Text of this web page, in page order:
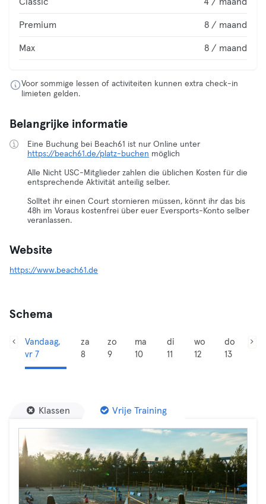
Premium 8 / maand
Max 8 / maand
Voor sommige lessen of activiteiten kunnen extra check-in
limieten gelden.
Belangrijke informatie
Eine Buchung bei Beach61 ist nur Online unter
https://beach61.de/platz-buchen möglich
Alle Nicht USC-Mitglieder zahlen die üblichen Kosten für die
entsprechende Aktivität anteilig selber.
Solltet ihr einen Court stornieren müssen, könnt ihr das bis
48h im Voraus kostenfrei über euer Eversports-Konto selber
veranlassen.
Website
https://www.beach61.de
Schema
Vandaag,
vr 7
za
8
zo
9
ma
10
di
11
wo
12
do
13
Klassen Vrije Training